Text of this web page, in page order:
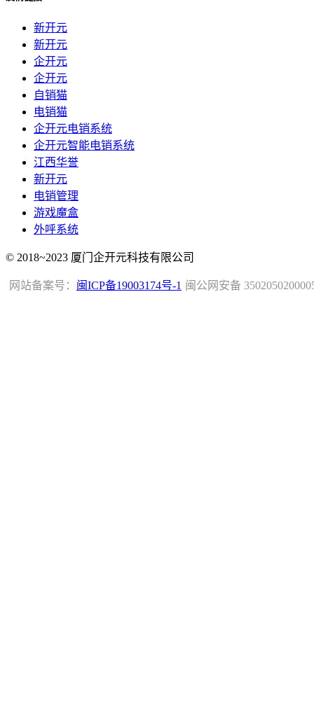
新开元
新开元
企开元
企开元
自销猫
电销猫
企开元电销系统
企开元智能电销系统
江西华誉
新开元
电销管理
游戏魔盒
外呼系统
© 2018~2023 厦门企开元科技有限公司
闽公网安备
网站备案号： 闽ICP备19003174号-1